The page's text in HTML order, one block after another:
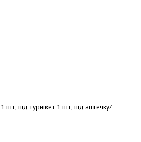
шт, під турнікет 1 шт, під аптечку/